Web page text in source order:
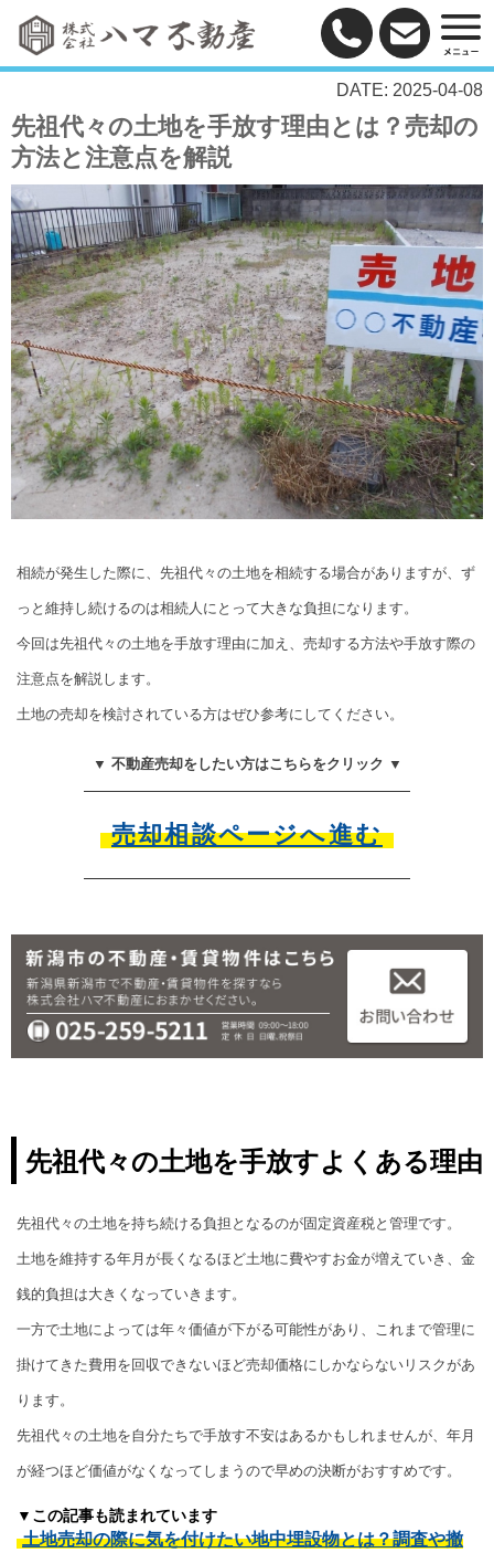
DATE: 2025-04-08
先祖代々の土地を手放す理由とは？売却の
方法と注意点を解説
相続が発生した際に、先祖代々の土地を相続する場合がありますが、ず
っと維持し続けるのは相続人にとって大きな負担になります。
今回は先祖代々の土地を手放す理由に加え、売却する方法や手放す際の
注意点を解説します。
土地の売却を検討されている方はぜひ参考にしてください。
▼ 不動産売却をしたい方はこちらをクリック ▼
売却相談ページへ進む
先祖代々の土地を手放すよくある理由
先祖代々の土地を持ち続ける負担となるのが固定資産税と管理です。
土地を維持する年月が長くなるほど土地に費やすお金が増えていき、金
銭的負担は大きくなっていきます。
一方で土地によっては年々価値が下がる可能性があり、これまで管理に
掛けてきた費用を回収できないほど売却価格にしかならないリスクがあ
ります。
先祖代々の土地を自分たちで手放す不安はあるかもしれませんが、年月
が経つほど価値がなくなってしまうので早めの決断がおすすめです。
▼この記事も読まれています
土地売却の際に気を付けたい地中埋設物とは？調査や撤